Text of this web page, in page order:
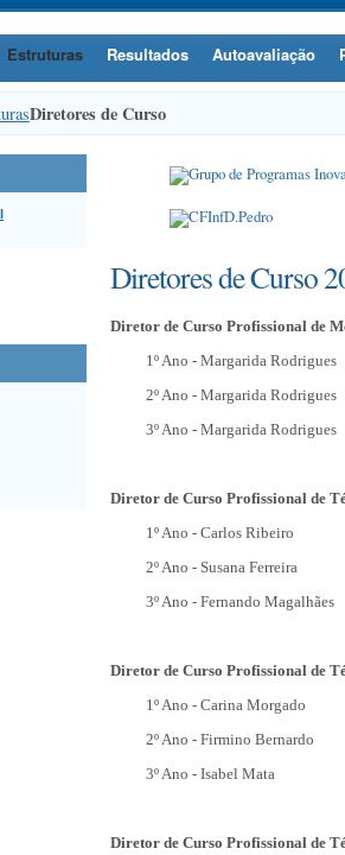
Estruturas Resultados Autoavaliação
Diretores de Curso
Diretores de Curso
Diretor de Curso Profissional de
1º Ano - Margarida Rodrigues
2º Ano - Margarida Rodrigues
3º Ano - Margarida Rodrigues
Diretor de Curso Profissional de
1º Ano - Carlos Ribeiro
2º Ano - Susana Ferreira
3º Ano - Fernando Magalhães
Diretor de Curso Profissional de
1º Ano - Carina Morgado
2º Ano - Firmino Bernardo
3º Ano - Isabel Mata
Diretor de Curso Profissional de